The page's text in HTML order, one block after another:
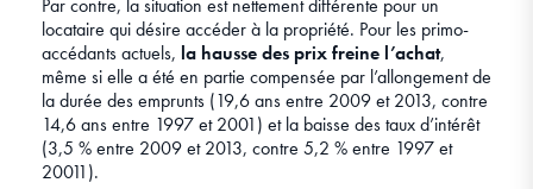
Par contre, la situation est nettement différente pour un
locataire qui désire accéder à la propriété. Pour les primo-
accédants actuels, la hausse des prix freine l’achat,
même si elle a été en partie compensée par l’allongement de
la durée des emprunts (19,6 ans entre 2009 et 2013, contre
14,6 ans entre 1997 et 2001) et la baisse des taux d’intérêt
(3,5 % entre 2009 et 2013, contre 5,2 % entre 1997 et
20011).